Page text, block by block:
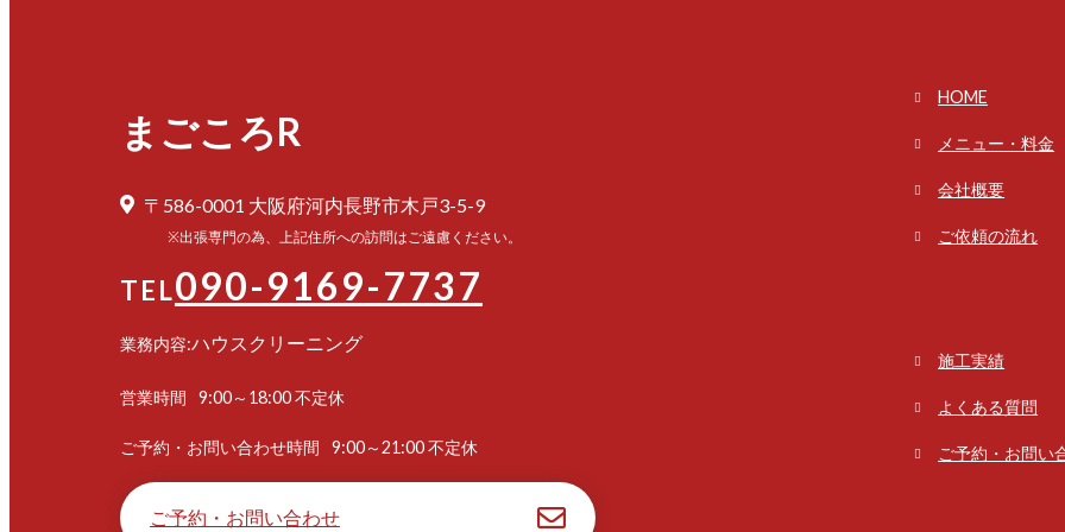
まごころR
〒586-0001 大阪府河内長野市木戸3-5-9
※出張専門の為、上記住所への訪問はご遠慮ください。
TEL090-9169-7737
業務内容:ハウスクリーニング
営業時間 9:00～18:00 不定休
ご予約・お問い合わせ時間 9:00～21:00 不定休
ご予約・お問い合わせ
HOME
メニュー・料金
会社概要
ご依頼の流れ
施工実績
よくある質問
ご予約・お問い